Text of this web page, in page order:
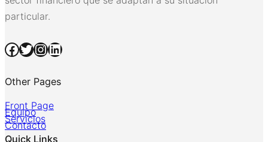
particular.
Facebook Twitter InstagramLinkedIn
Other Pages
Front Page
Equipo
Servicios
Contacto
Quick Links